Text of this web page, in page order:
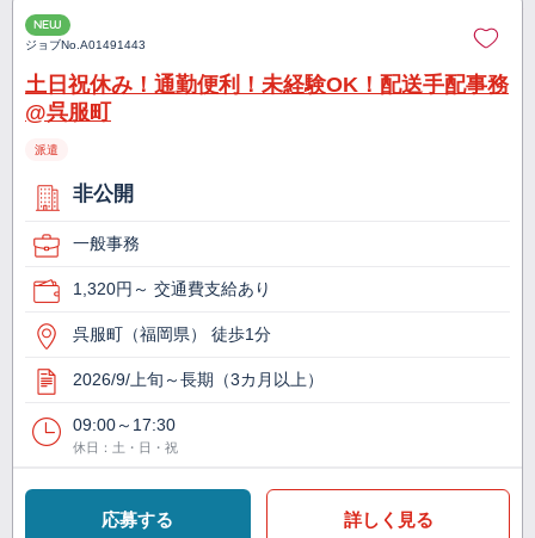
NEW
ジョブNo.A01491443
土日祝休み！通勤便利！未経験OK！配送手配事務
@呉服町
派遣
非公開
一般事務
1,320円～ 交通費支給あり
呉服町（福岡県） 徒歩1分
2026/9/上旬～長期（3カ月以上）
09:00～17:30
休日：土・日・祝
応募する 詳しく見る